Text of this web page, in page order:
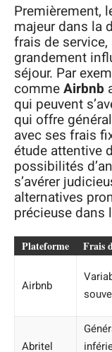
Premièrement,
majeur dans la
frais de
grandement
séjour. Par
commeAirbnb
qui peuvent
qui offre
avec ses frais
étude attentive
possibilités
s’avérer
alternatives
précieuse
Plateforme Frais
Airbnb
Abritel